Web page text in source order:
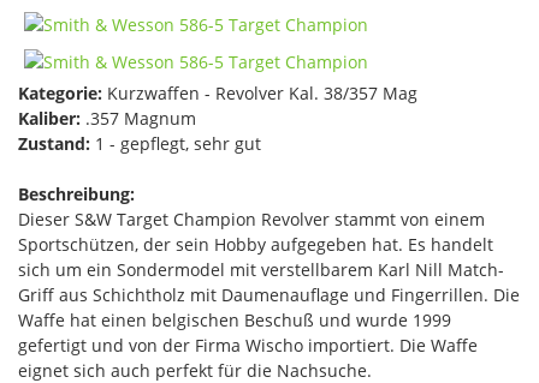
Kategorie: Kurzwaffen - Revolver Kal. 38/357 Mag
Kaliber: .357 Magnum
Zustand: 1 - gepflegt, sehr gut
Beschreibung:
Dieser S&W Target Champion Revolver stammt von einem
Sportschützen, der sein Hobby aufgegeben hat. Es handelt
sich um ein Sondermodel mit verstellbarem Karl Nill Match-
Griff aus Schichtholz mit Daumenauflage und Fingerrillen. Die
Waffe hat einen belgischen Beschuß und wurde 1999
gefertigt und von der Firma Wischo importiert. Die Waffe
eignet sich auch perfekt für die Nachsuche.